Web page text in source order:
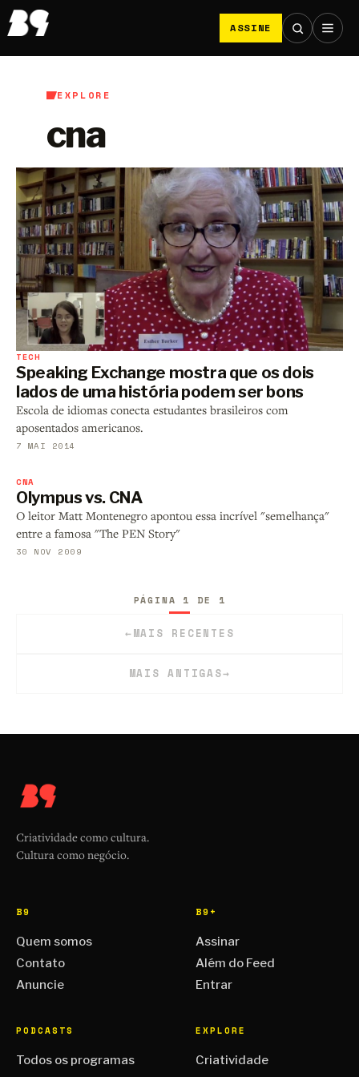
ASSINE
EXPLORE
cna
TECH
Speaking Exchange mostra que os dois
lados de uma história podem ser bons
Escola de idiomas conecta estudantes brasileiros com
aposentados americanos.
7 MAI 2014
CNA
Olympus vs. CNA
O leitor Matt Montenegro apontou essa incrível "semelhança"
entre a famosa "The PEN Story"
30 NOV 2009
←MAIS RECENTES
PÁGINA 1 DE 1
MAIS ANTIGAS→
Criatividade como cultura.
Cultura como negócio.
B9
Quem somos
Contato
Anuncie
B9+
Assinar
Além do Feed
Entrar
PODCASTS
Todos os programas
EXPLORE
Criatividade